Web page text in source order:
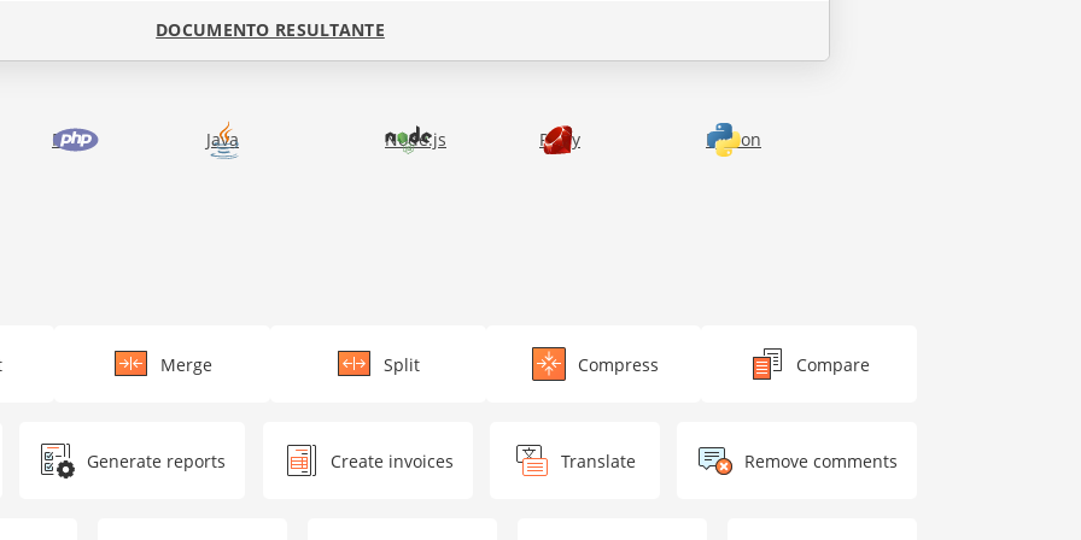
DOCUMENTO RESULTANTE
PHP Java Node.js Ruby Python
Merge Split Compress Compare
Generate reports Create invoices Translate Remove comments